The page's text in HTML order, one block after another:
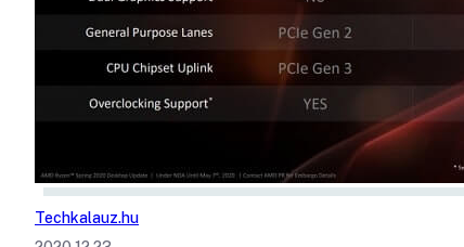
Techkalauz.hu